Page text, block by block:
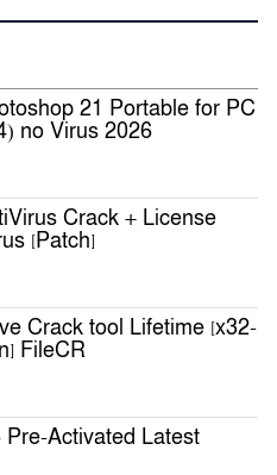
21 Portable for PC
no Virus 2026
Crack + License
[Patch]
Crack tool Lifetime [x32-
FileCR
Pre-Activated Latest